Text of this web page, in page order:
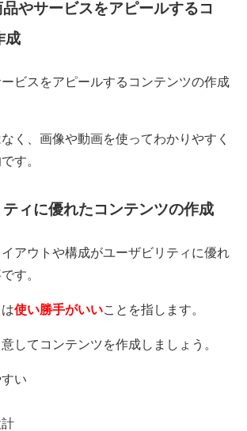
やサービスをアピールするコ
成
ビスをアピールするコンテンツの作成
く、画像や動画を使ってわかりやすく
す。
ィに優れたコンテンツの作成
アウトや構成がユーザビリティに優れ
す。
使い勝手がいいことを指します。
してコンテンツを作成しましょう。
い